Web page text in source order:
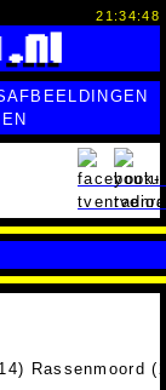
21:34:49
AFBEELDINGEN
Rassenmoord